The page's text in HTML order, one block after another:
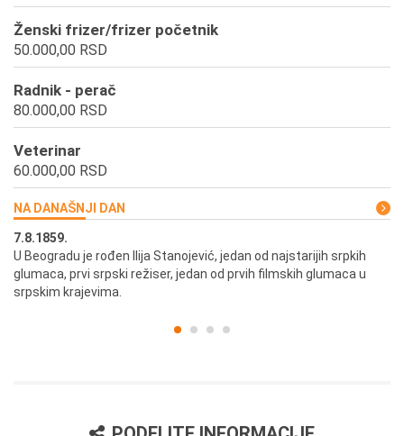
Ženski frizer/frizer početnik
50.000,00 RSD
Radnik - perač
80.000,00 RSD
Veterinar
60.000,00 RSD
NA DANAŠNJI DAN
7.8.1859.
U Beogradu je rođen Ilija Stanojević, jedan od najstarijih srpkih
glumaca, prvi srpski režiser, jedan od prvih filmskih glumaca u
srpskim krajevima.